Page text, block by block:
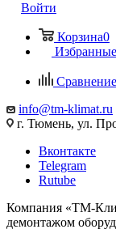
Войти
Корзина0
info@tm-klimat.ru
г. Тюмень, ул.
Вконтакте
Telegram
Rutube
Компания «ТМ-
демонтажом